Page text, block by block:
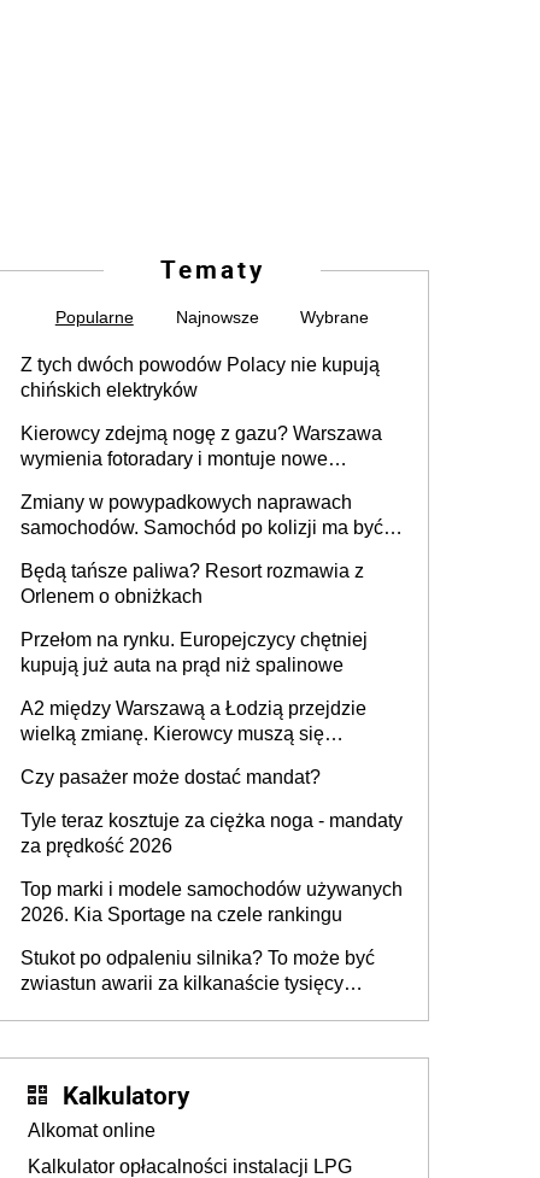
Tematy
Popularne Najnowsze Wybrane
Z tych dwóch powodów Polacy nie kupują
chińskich elektryków
Kierowcy zdejmą nogę z gazu? Warszawa
wymienia fotoradary i montuje nowe
Zmiany w powypadkowych naprawach
samochodów. Samochód po kolizji ma być
technologią producenta
Będą tańsze paliwa? Resort rozmawia z
Orlenem o obniżkach
Przełom na rynku. Europejczycy chętniej
kupują już auta na prąd niż spalinowe
A2 między Warszawą a Łodzią przejdzie
wielką zmianę. Kierowcy muszą się
Czy pasażer może dostać mandat?
Tyle teraz kosztuje za ciężka noga - mandaty
za prędkość 2026
Top marki i modele samochodów używanych
2026. Kia Sportage na czele rankingu
Stukot po odpaleniu silnika? To może być
zwiastun awarii za kilkanaście tysięcy
Kalkulatory
Alkomat online
Kalkulator opłacalności instalacji LPG